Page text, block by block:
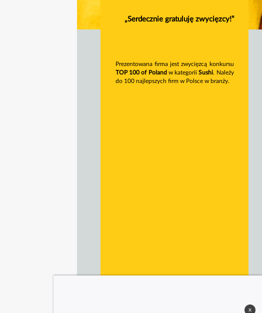
„Serdecznie gratuluję zwycięzcy!”
Prezentowana firma jest zwycięzcą konkursu
TOP 100 of Poland w kategoriiSushi. Należy
do 100 najlepszych firm w Polsce w branży.
x